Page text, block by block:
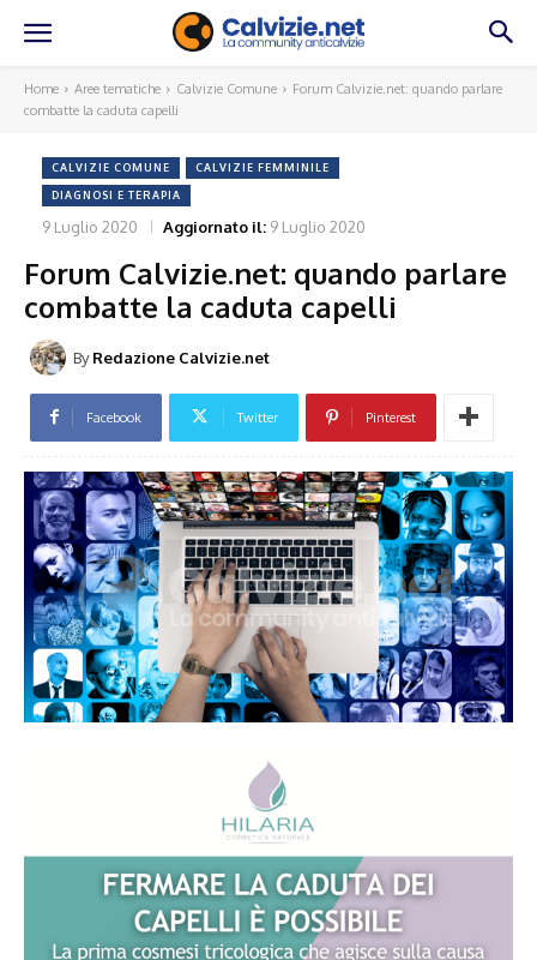
Home Aree tematiche Calvizie Comune
Forum Calvizie.net: quando parlare
combatte la caduta capelli
CALVIZIE COMUNE CALVIZIE FEMMINILE
DIAGNOSI E TERAPIA
9 Luglio 2020 Aggiornato il: 9 Luglio 2020
Forum Calvizie.net: quando parlare
combatte la caduta capelli
By Redazione Calvizie.net
Facebook Twitter Pinterest